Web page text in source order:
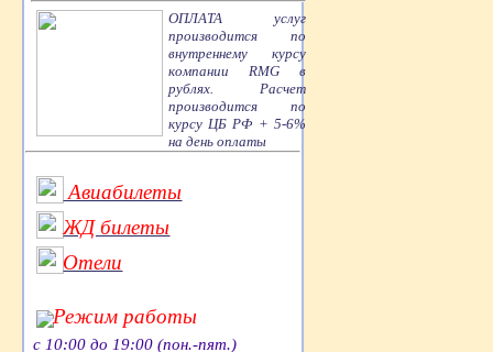
ОПЛАТА услуг
производится по
внутреннему курсу
компании RMG в
рублях. Расчет
производится по
курсу ЦБ РФ + 5-6%
на день оплаты
Авиабилеты
ЖД билеты
Отели
Режим работы
с 10:00 до 19:00 (пон.-пят.)